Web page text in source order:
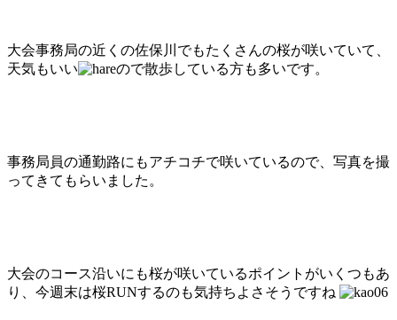
大会事務局の近くの佐保川でもたくさんの桜が咲いていて、
天気もいい
ので散歩している方も多いです。
事務局員の通勤路にもアチコチで咲いているので、写真を撮
ってきてもらいました。
大会のコース沿いにも桜が咲いているポイントがいくつもあ
り、今週末は桜RUNするのも気持ちよさそうですね